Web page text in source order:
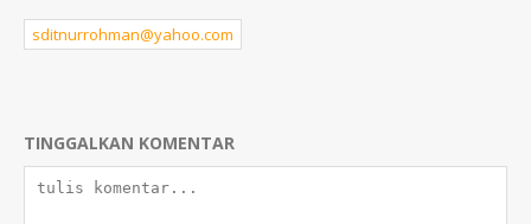
sditnurrohman@yahoo.com
TINGGALKAN KOMENTAR